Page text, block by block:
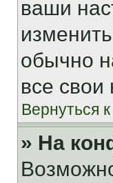
ваши
обычно
все свои
Вернуться
» На